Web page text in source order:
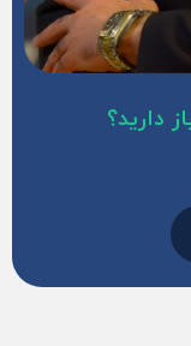
دارید؟